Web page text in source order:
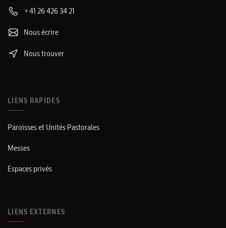
+41 26 426 34 21
Nous écrire
Nous trouver
LIENS RAPIDES
Paroisses et Unités Pastorales
Messes
Espaces privés
LIENS EXTERNES